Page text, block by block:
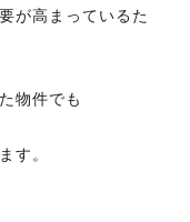
約）
が高まっているた
物件でも
す。